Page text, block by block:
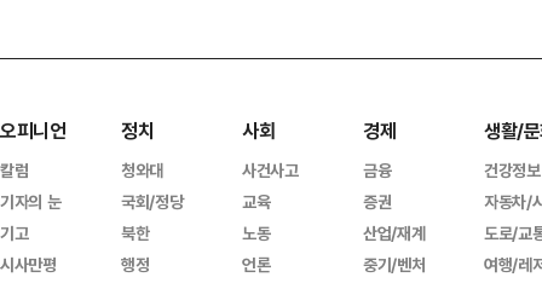
오피니언
칼럼
기자의 눈
기고
시사만평
정치
청와대
국회/정당
북한
행정
사회
사건사고
교육
노동
언론
경제
금융
증권
산업/재계
중기/벤처
생활/
건강정보
자동차/
도로/교
여행/레